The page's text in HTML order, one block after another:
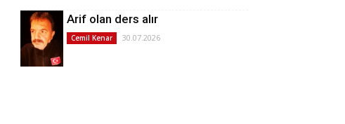
Arif olan ders alır
Cemil Kenar 30.07.2026